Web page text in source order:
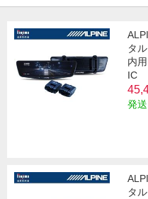
タ
内
IC
発
タ